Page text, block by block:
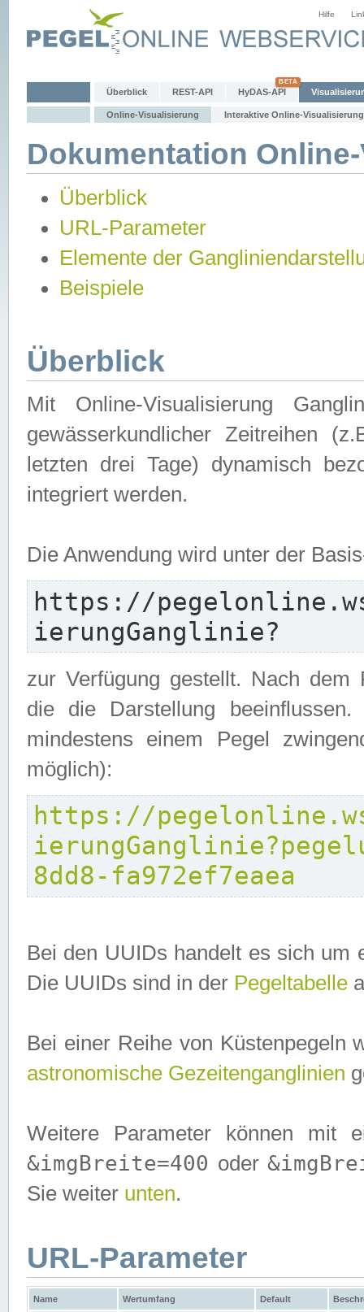
Hilfe
Überblick REST-API HyDAS-API
Online-Visualisierung Interaktive Online-Visualisierung
Dokumentation
Überblick
URL-Parameter
Elemente der
Beispiele
Überblick
Mit Online-Visualisierung
gewässerkundlicher Zeitreihen
letzten drei Tage) dynamisch
integriert werden.
Die Anwendung wird unter der
https://
ierungGanglinie?
zur Verfügung gestellt. Nach dem
die die Darstellung
mindestens einem Pegel
möglich):
https://
8dd8-fa972ef7eaea
Bei den UUIDs handelt es sich um
Die UUIDs sind in der Pegeltabelle
Bei einer Reihe von Küstenpegeln
astronomische Gezeitenganglinien
Weitere Parameter können mit
&imgBreite=400 oder
Sie weiter unten.
URL-Parameter
Name Wertumfang Default